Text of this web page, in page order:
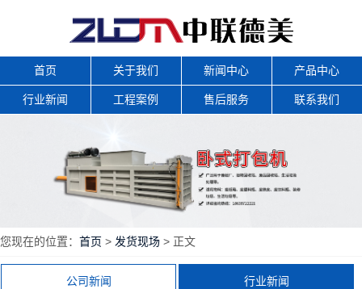
首页 关于我们 新闻中心 产品中心
行业新闻 工程案例 售后服务 联系我们
您现在的位置： 首页 > 发货现场 > 正文
公司新闻 行业新闻